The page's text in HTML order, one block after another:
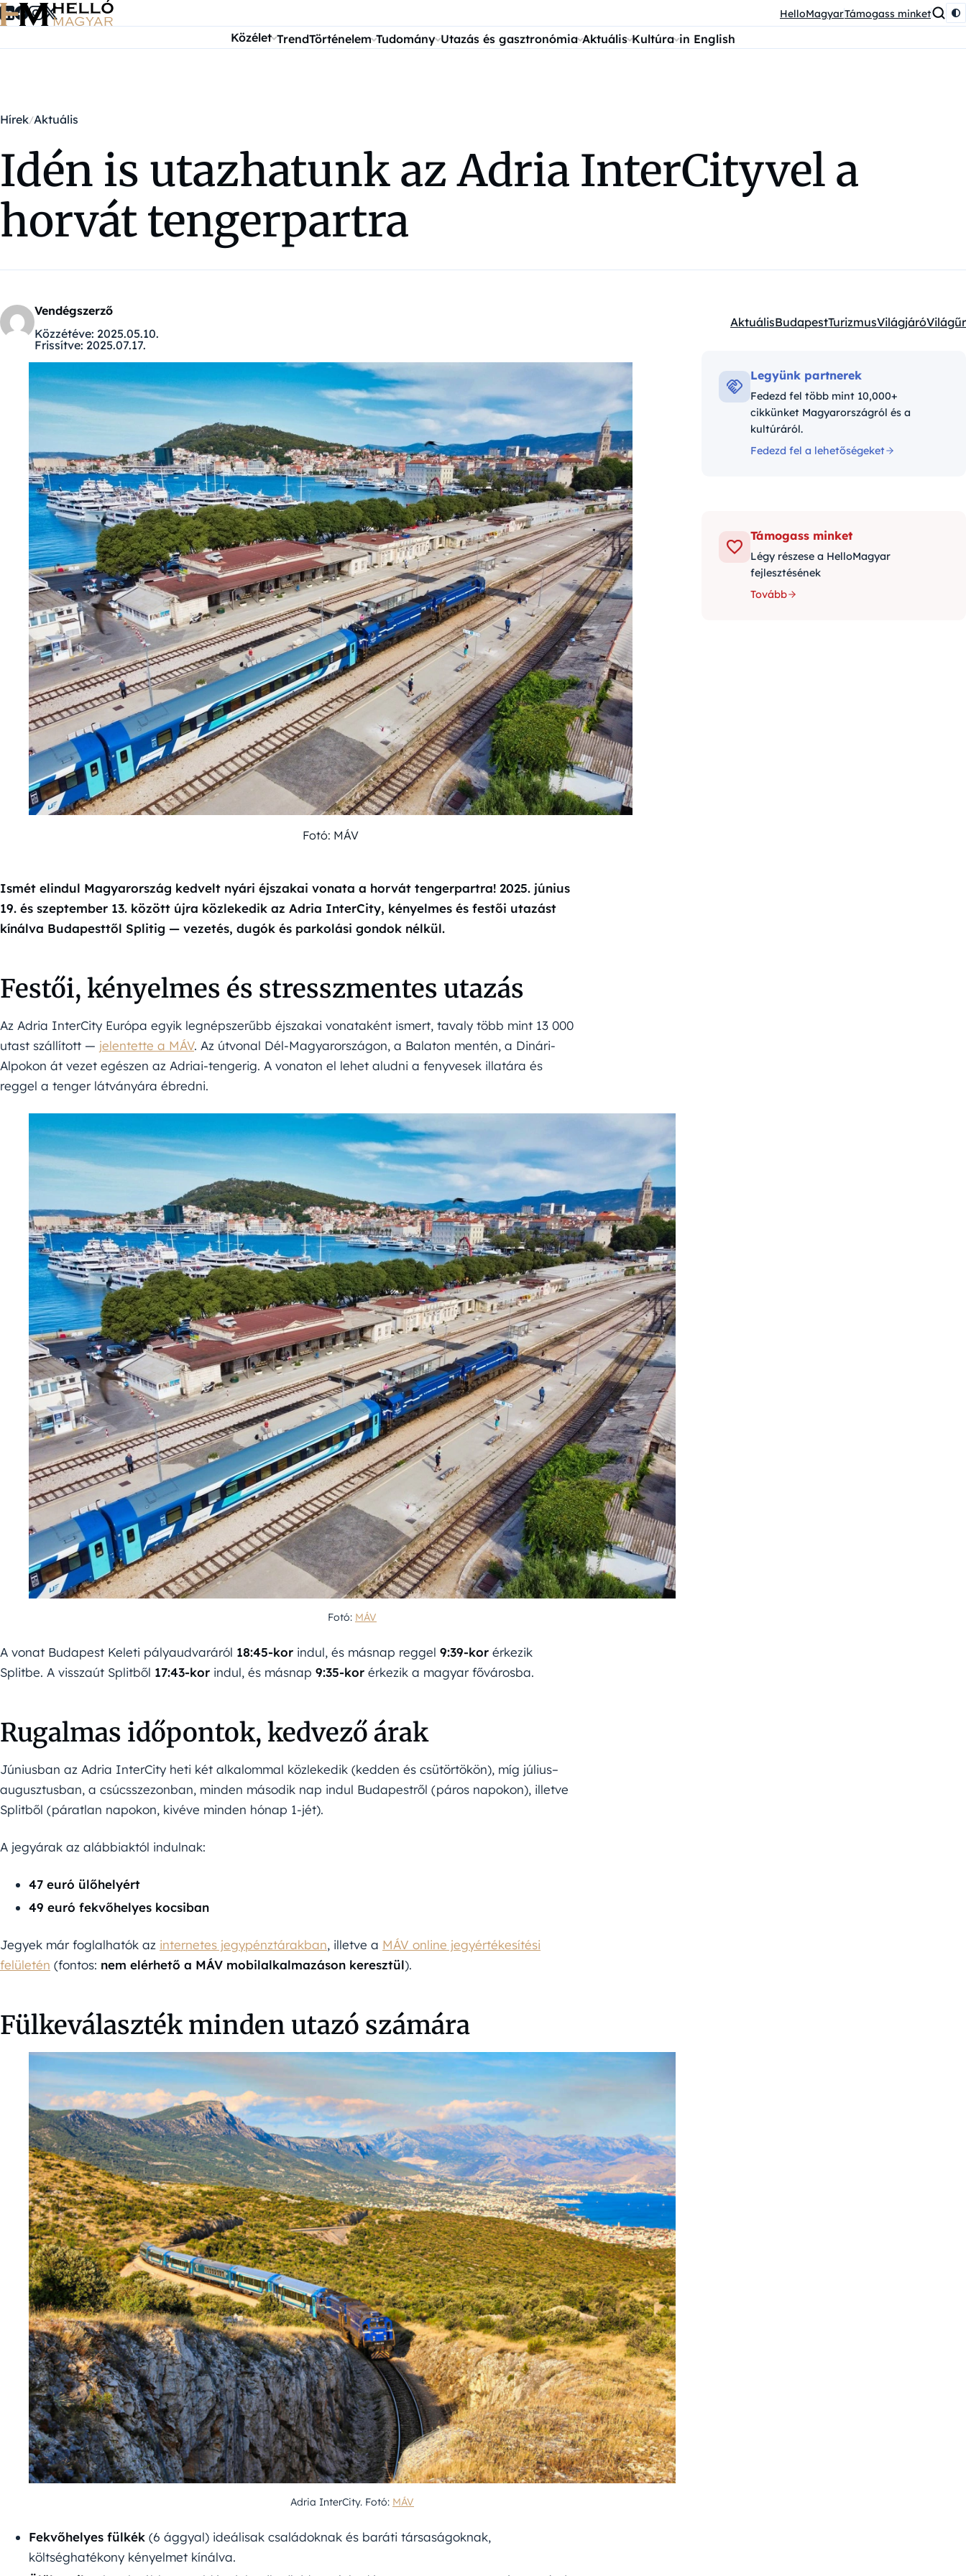
Ugrás a tartalomra HelloMagyarTámogass minket
Közélet TrendTörténelem Tudomány Utazás és gasztronómia Aktuális Kultúra in English
Hírek Aktuális
Idén is utazhatunk az Adria InterCityvel a
horvát tengerpartra
Vendégszerző
Közzétéve: 2025.05.10.
Frissítve: 2025.07.17.
Kategóriák:
AktuálisBudapestTurizmusVilágjáróVilágűr
Fotó: MÁV
Ismét elindul Magyarország kedvelt nyári éjszakai vonata a horvát tengerpartra! 2025. június
19. és szeptember 13. között újra közlekedik az Adria InterCity, kényelmes és festői utazást
kínálva Budapesttől Splitig — vezetés, dugók és parkolási gondok nélkül.
Festői, kényelmes és stresszmentes utazás
Az Adria InterCity Európa egyik legnépszerűbb éjszakai vonataként ismert, tavaly több mint 13 000
utast szállított — jelentette a MÁV. Az útvonal Dél-Magyarországon, a Balaton mentén, a Dinári-
Alpokon át vezet egészen az Adriai-tengerig. A vonaton el lehet aludni a fenyvesek illatára és
reggel a tenger látványára ébredni.
Fotó: MÁV
A vonat Budapest Keleti pályaudvaráról 18:45-kor indul, és másnap reggel 9:39-kor érkezik
Splitbe. A visszaút Splitből 17:43-kor indul, és másnap 9:35-kor érkezik a magyar fővárosba.
Rugalmas időpontok, kedvező árak
Júniusban az Adria InterCity heti két alkalommal közlekedik (kedden és csütörtökön), míg július–
augusztusban, a csúcsszezonban, minden második nap indul Budapestről (páros napokon), illetve
Splitből (páratlan napokon, kivéve minden hónap 1-jét).
A jegyárak az alábbiaktól indulnak:
47 euró ülőhelyért
49 euró fekvőhelyes kocsiban
Jegyek már foglalhatók az internetes jegypénztárakban, illetve a MÁV online jegyértékesítési
felületén (fontos: nem elérhető a MÁV mobilalkalmazáson keresztül).
Fülkeválaszték minden utazó számára
Adria InterCity. Fotó: MÁV
Fekvőhelyes fülkék (6 ággyal) ideálisak családoknak és baráti társaságoknak,
költséghatékony kényelmet kínálva.
Legyünk partnerek
Fedezd fel több mint 10,000+
cikkünket Magyarországról és a
kultúráról.
Fedezd fel a lehetőségeket
Támogass minket
Légy részese a HelloMagyar
fejlesztésének
Tovább